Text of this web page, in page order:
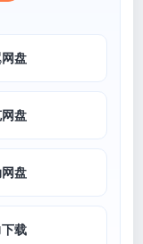
盘
盘
盘
载